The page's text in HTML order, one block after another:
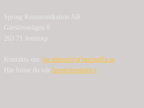
Spring Kommunikation AB
Görslövsvägen 8
263 71 Jonstorp
Kontakta oss: bg.nilensjo[at]springlfa.se
Här hittar du vår Integritetspolicy